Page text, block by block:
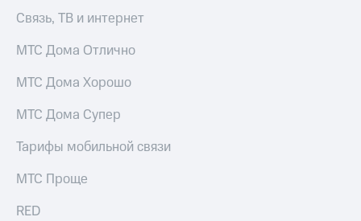
Связь, ТВ и интернет
МТС Дома Отлично
МТС Дома Хорошо
МТС Дома Супер
Тарифы мобильной связи
МТС Проще
RED